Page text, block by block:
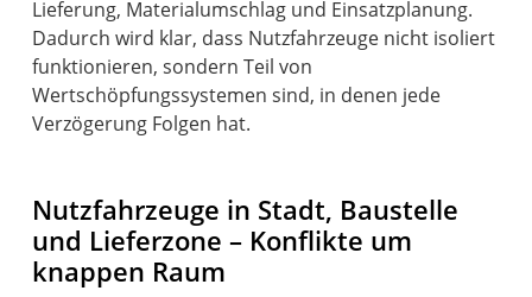
Lieferung, Materialumschlag und Einsatzplanung.
Dadurch wird klar, dass Nutzfahrzeuge nicht isoliert
funktionieren, sondern Teil von
Wertschöpfungssystemen sind, in denen jede
Verzögerung Folgen hat.
Nutzfahrzeuge in Stadt, Baustelle
und Lieferzone – Konflikte um
knappen Raum